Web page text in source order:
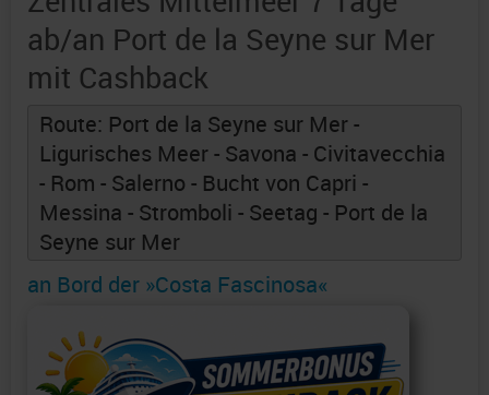
ab/an Port de la Seyne sur Mer
mit Cashback
Route: Port de la Seyne sur Mer -
Ligurisches Meer - Savona - Civitavecchia
- Rom - Salerno - Bucht von Capri -
Messina - Stromboli - Seetag - Port de la
Seyne sur Mer
an Bord der »Costa Fascinosa«